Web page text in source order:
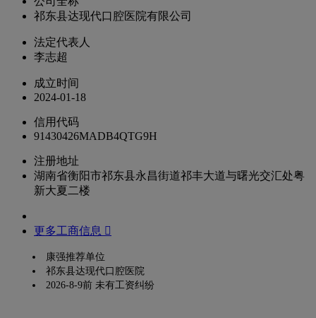
祁东县达现代口腔医院有限公司
法定代表人
李志超
成立时间
2024-01-18
信用代码
91430426MADB4QTG9H
注册地址
湖南省衡阳市祁东县永昌街道祁丰大道与曙光交汇处粤
新大夏二楼
更多工商信息 
康强推荐单位
祁东县达现代口腔医院
2026-8-9前 未有工资纠纷